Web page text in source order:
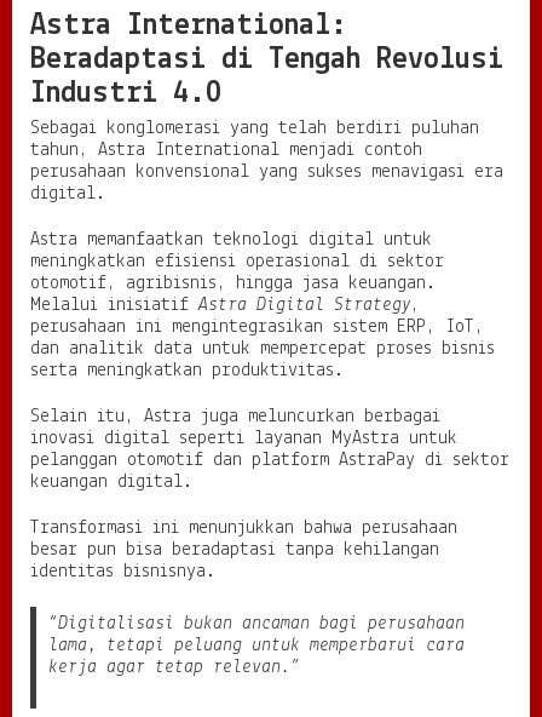
Astra International:
Beradaptasi di Tengah Revolusi
Industri 4.0
Sebagai konglomerasi yang telah berdiri puluhan
tahun, Astra International menjadi contoh
perusahaan konvensional yang sukses menavigasi era
digital.
Astra memanfaatkan teknologi digital untuk
meningkatkan efisiensi operasional di sektor
otomotif, agribisnis, hingga jasa keuangan.
Melalui inisiatifAstra Digital Strategy,
perusahaan ini mengintegrasikan sistem ERP, IoT,
dan analitik data untuk mempercepat proses bisnis
serta meningkatkan produktivitas.
Selain itu, Astra juga meluncurkan berbagai
inovasi digital seperti layanan MyAstra untuk
pelanggan otomotif dan platform AstraPay di sektor
keuangan digital.
Transformasi ini menunjukkan bahwa perusahaan
besar pun bisa beradaptasi tanpa kehilangan
identitas bisnisnya.
“Digitalisasi bukan ancaman bagi perusahaan
lama, tetapi peluang untuk memperbarui cara
kerja agar tetap relevan.”